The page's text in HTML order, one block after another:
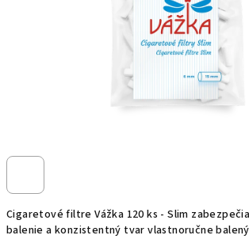
Cigaretové filtre Vážka 120 ks - Slim
balenie a konzistentný tvar vlastnoručne